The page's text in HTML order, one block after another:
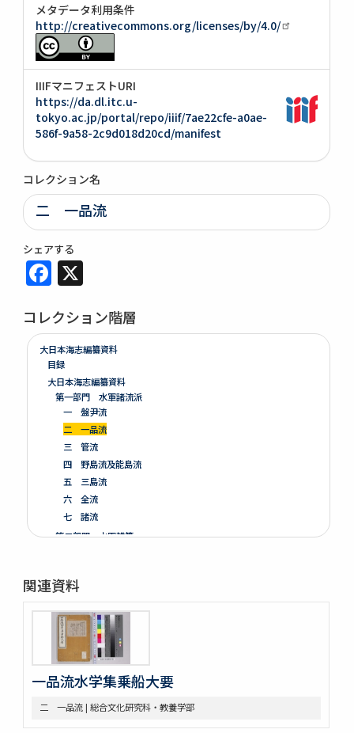
メタデータ利用条件
http://creativecommons.org/licenses/by/4.0/
IIIFマニフェストURI
https://da.dl.itc.u-
tokyo.ac.jp/portal/repo/iiif/7ae22cfe-a0ae-
586f-9a58-2c9d018d20cd/manifest
コレクション名
二 一品流
シェアする
Facebook
コレクション階層
大日本海志編纂資料
目録
大日本海志編纂資料
第一部門 水軍諸流派
一 盤尹流
二 一品流
三 管流
四 野島流及能島流
五 三島流
六 全流
七 諸流
第二部門 水軍雑纂
二 造船
三 洋式船
第四部門 外交・海防
一 外交
二 海防
三 漂流
第五部門 史書雑纂
一 軍記
二 史書
関連資料
一品流水学集乗船大要
二 一品流 | 総合文化研究科・教養学部